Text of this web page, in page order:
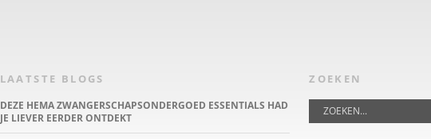
LAATSTE BLOGS
DEZE HEMA ZWANGERSCHAPSONDERGOED ESSENTIALS HAD
JE LIEVER EERDER ONTDEKT
ZOEKEN